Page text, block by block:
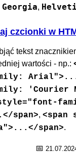
Georgia,
czcionki w
tekst
wartości - np.:
'Courier
span>, <span
span>.
📅